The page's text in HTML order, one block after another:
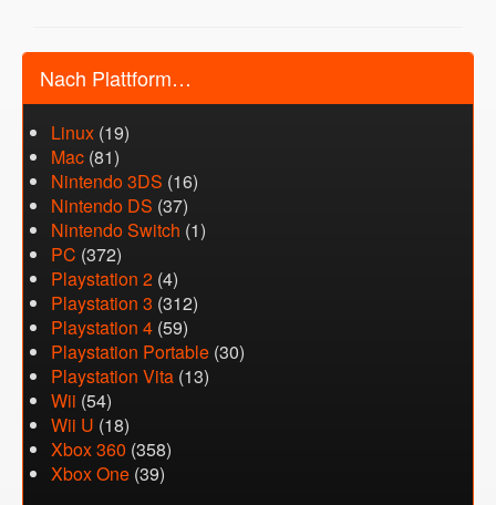
Nach Plattform…
Linux (19)
Mac (81)
Nintendo 3DS (16)
Nintendo DS (37)
Nintendo Switch (1)
PC (372)
Playstation 2 (4)
Playstation 3 (312)
Playstation 4 (59)
Playstation Portable (30)
Playstation Vita (13)
Wii (54)
Wii U (18)
Xbox 360 (358)
Xbox One (39)